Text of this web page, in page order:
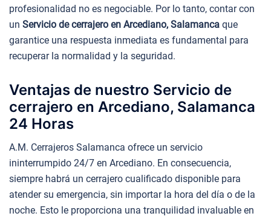
profesionalidad no es negociable. Por lo tanto, contar con
un Servicio de cerrajero en Arcediano, Salamanca que
garantice una respuesta inmediata es fundamental para
recuperar la normalidad y la seguridad.
Ventajas de nuestro Servicio de
cerrajero en Arcediano, Salamanca
24 Horas
A.M. Cerrajeros Salamanca ofrece un servicio
ininterrumpido 24/7 en Arcediano. En consecuencia,
siempre habrá un cerrajero cualificado disponible para
atender su emergencia, sin importar la hora del día o de la
noche. Esto le proporciona una tranquilidad invaluable en